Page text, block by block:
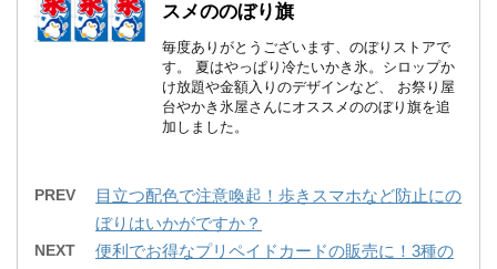
スメののぼり旗
毎度ありがとうございます、のぼりストアで
す。 夏はやっぱり冷たいかき氷。シロップか
け放題や金額入りのデザインなど、 お祭り屋
台やかき氷屋さんにオススメののぼり旗を追
加しました。
PREV
目立つ配色で注意喚起！歩きスマホなど防止にの
ぼりはいかがですか？
NEXT
便利でお得なプリペイドカードの販売に！3種の